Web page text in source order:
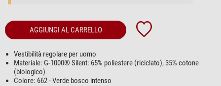
AGGIUNGI AL CARRELLO
Vestibilità regolare per uomo
Materiale: G-1000® Silent: 65% poliestere (riciclato), 35% cotone
(biologico)
Colore: 662 - Verde bosco intenso